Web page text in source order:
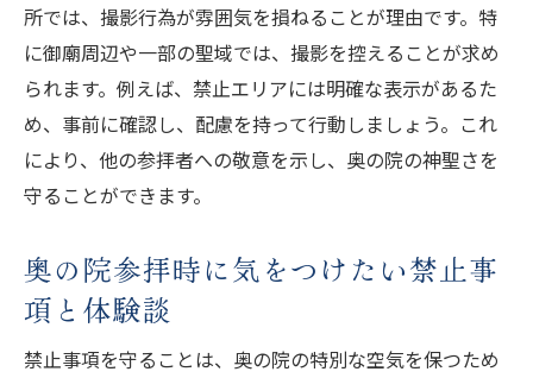
所では、撮影行為が雰囲気を損ねることが理由です。特
に御廟周辺や一部の聖域では、撮影を控えることが求め
られます。例えば、禁止エリアには明確な表示があるた
め、事前に確認し、配慮を持って行動しましょう。これ
により、他の参拝者への敬意を示し、奥の院の神聖さを
守ることができます。
奥の院参拝時に気をつけたい禁止事
項と体験談
禁止事項を守ることは、奥の院の特別な空気を保つため